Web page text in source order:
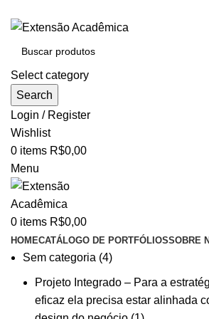
Select category
Search
Login / Register
Wishlist
0 items R$0,00
Menu
0 items R$0,00
HOMECATÁLOGO DE PORTFÓLIOSSOBRE
Sem categoria 4
Projeto Integrado – Para a
eficaz ela precisa estar alinhada